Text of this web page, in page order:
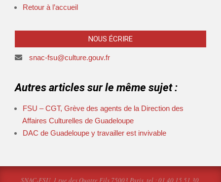
Retour à l’accueil
NOUS ÉCRIRE
snac-fsu@culture.gouv.fr
Autres articles sur le même sujet :
FSU – CGT, Grève des agents de la Direction des
Affaires Culturelles de Guadeloupe
DAC de Guadeloupe y travailler est invivable
SNAC-FSU, 1 rue des Quatre Fils 75003 Paris, tel : 01 40 15 51 30,